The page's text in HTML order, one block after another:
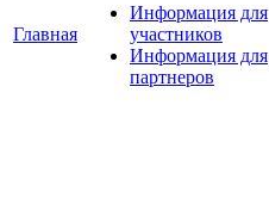
Главная
Информация для
участников
Информация для
партнеров